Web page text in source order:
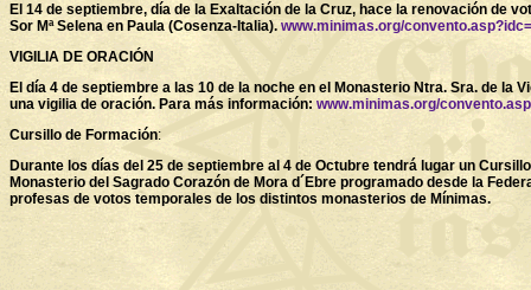
El 14 de septiembre, día de la Exaltación de la Cruz, hace la renovación de
Sor Mª Selena en Paula (Cosenza-Italia). www.minimas.org/
VIGILIA DE ORACIÓN
El día 4 de septiembre a las 10 de la noche en el Monasterio Ntra. Sra. de la
una vigilia de oración. Para más información: www.minimas.org/
Cursillo de Formación:
Durante los días del 25 de septiembre al 4 de Octubre tendrá lugar un
Monasterio del Sagrado Corazón de Mora d´Ebre programado desde la
profesas de votos temporales de los distintos monasterios de Mínimas.